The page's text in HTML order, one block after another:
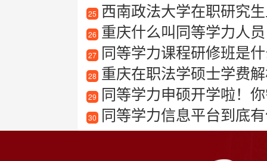
25 西南政法大学在职研究
26 重庆什么叫同等学力人员
27 同等学力课程研修班是
28 重庆在职法学硕士学费
29 同等学力申硕开学啦！
30 同等学力信息平台到底有